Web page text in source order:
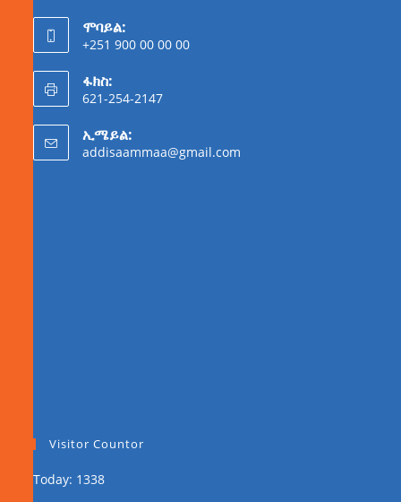
ሞባይል:
+251 900 00 00 00
ፋክስ:
621-254-2147
ኢሜይል:
addisaammaa@gmail.com
Visitor Countor
Today: 1338